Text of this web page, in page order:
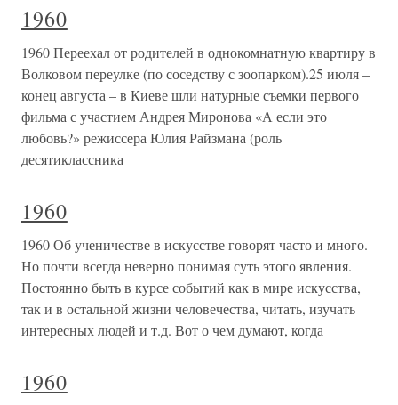
1960
1960 Переехал от родителей в однокомнатную квартиру в
Волковом переулке (по соседству с зоопарком).25 июля –
конец августа – в Киеве шли натурные съемки первого
фильма с участием Андрея Миронова «А если это
любовь?» режиссера Юлия Райзмана (роль
десятиклассника
1960
1960 Об ученичестве в искусстве говорят часто и много.
Но почти всегда неверно понимая суть этого явления.
Постоянно быть в курсе событий как в мире искусства,
так и в остальной жизни человечества, читать, изучать
интересных людей и т.д. Вот о чем думают, когда
1960